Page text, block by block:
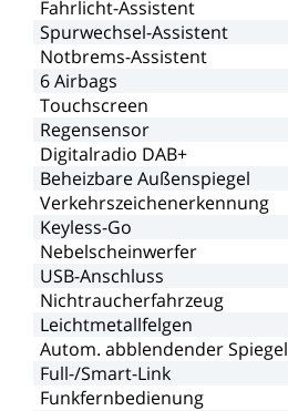
Fahrlicht-Assistent
Spurwechsel-Assistent
Notbrems-Assistent
6Airbags
Touchscreen
Regensensor
Digitalradio DAB+
BeheizbareAußenspiegel
Verkehrszeichenerkennung
Keyless-Go
Nebelscheinwerfer
USB-Anschluss
Nichtraucherfahrzeug
Leichtmetallfelgen
Autom. abblendenderSpiegel
Full-/Smart-Link
Funkfernbedienung